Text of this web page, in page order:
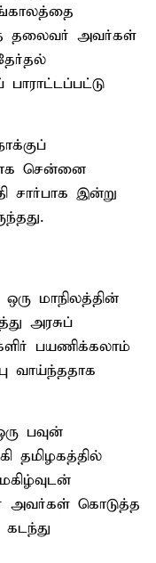
தலைவர் அவர்கள்
சென்னை
சார்பாக இன்று
மாநிலத்தின்
அரசுப்
பயணிக்கலாம்
வாய்ந்ததாக
பவுன்
தமிழகத்தில்
அவர்கள் கொடுத்த